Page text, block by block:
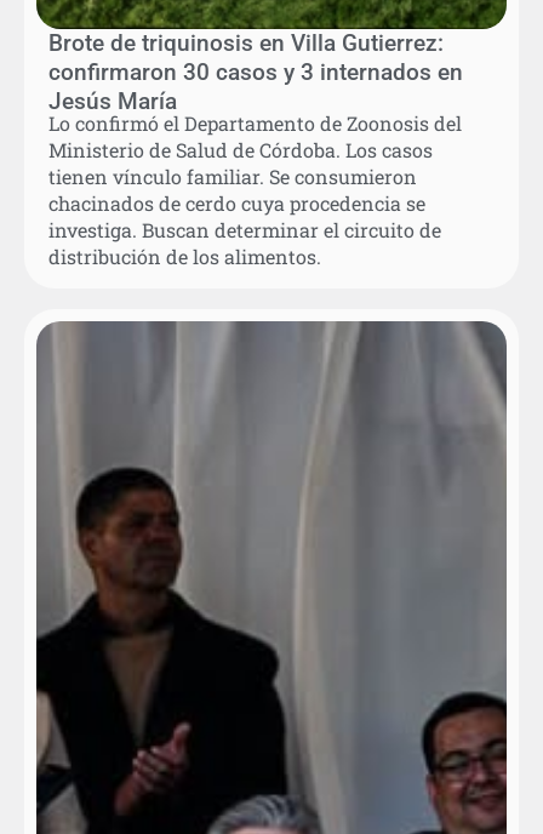
Brote de triquinosis en Villa Gutierrez:
confirmaron 30 casos y 3 internados en
Jesús María
Lo confirmó el Departamento de Zoonosis del
Ministerio de Salud de Córdoba. Los casos
tienen vínculo familiar. Se consumieron
chacinados de cerdo cuya procedencia se
investiga. Buscan determinar el circuito de
distribución de los alimentos.